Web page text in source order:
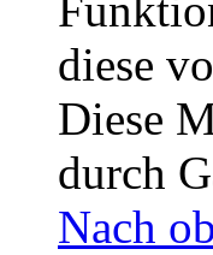
diese
Diese
durch
Nach